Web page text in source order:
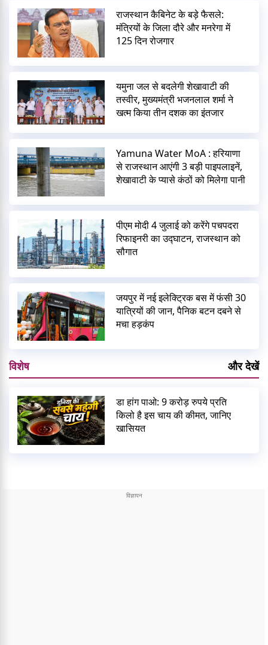
राजस्थान कैबिनेट के बड़े फैसले:
मंत्रियों के जिला दौरे और मनरेगा में
125 दिन रोजगार
यमुना जल से बदलेगी शेखावाटी की
तस्वीर, मुख्यमंत्री भजनलाल शर्मा ने
खत्म किया तीन दशक का इंतजार
Yamuna Water MoA : हरियाणा
से राजस्थान आएंगी 3 बड़ी पाइपलाइनें,
शेखावाटी के प्यासे कंठों को मिलेगा पानी
पीएम मोदी 4 जुलाई को करेंगे पचपदरा
रिफाइनरी का उद्घाटन, राजस्थान को
सौगात
जयपुर में नई इलेक्ट्रिक बस में फंसी 30
यात्रियों की जान, पैनिक बटन दबने से
मचा हड़कंप
विशेष और देखें
डा हांग पाओ: 9 करोड़ रुपये प्रति
किलो है इस चाय की कीमत, जानिए
खासियत